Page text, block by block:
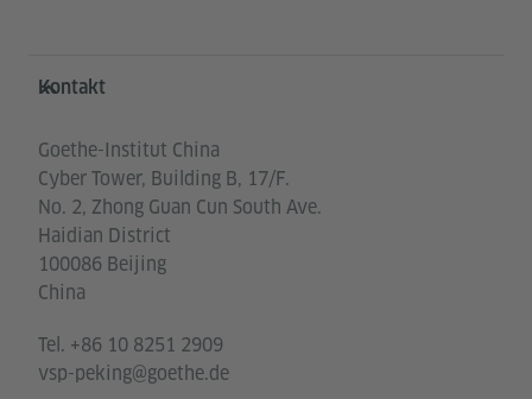
Service- und Informationsbereich
Kontakt
Goethe-Institut China
Cyber Tower, Building B, 17/F.
No. 2, Zhong Guan Cun South Ave.
Haidian District
100086 Beijing
China
Tel. +86 10 8251 2909
vsp-peking@goethe.de